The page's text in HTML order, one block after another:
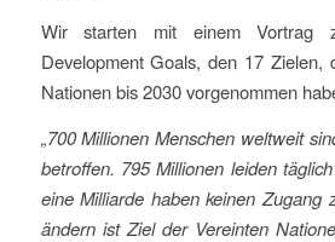
Wir starten mit einem Vortrag
Development Goals, den 17 Zielen,
Nationen bis 2030 vorgenommen
„700 Millionen Menschen weltweit
betroffen. 795 Millionen leiden
eine Milliarde haben keinen Zugang
ändern ist Ziel der Vereinten